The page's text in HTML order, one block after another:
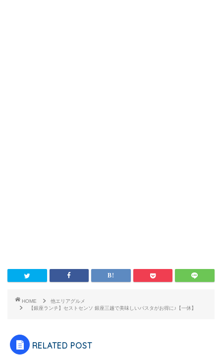
HOME
他エリアグルメ
【銀座ランチ】セストセンソ 銀座三越で美味しいパスタがお得に♪【一休】
RELATED POST